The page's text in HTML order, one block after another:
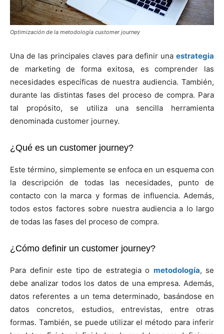
Optimización de la metodología customer journey
Una de las principales claves para definir una estrategia
de marketing de forma exitosa, es comprender las
necesidades específicas de nuestra audiencia. También,
durante las distintas fases del proceso de compra. Para
tal propósito, se utiliza una sencilla herramienta
denominada customer journey.
¿Qué es un customer journey?
Este término, simplemente se enfoca en un esquema con
la descripción de todas las necesidades, punto de
contacto con la marca y formas de influencia. Además,
todos estos factores sobre nuestra audiencia a lo largo
de todas las fases del proceso de compra.
¿Cómo definir un customer journey?
Para definir este tipo de estrategia o metodología, se
debe analizar todos los datos de una empresa. Además,
datos referentes a un tema determinado, basándose en
datos concretos, estudios, entrevistas, entre otras
formas. También, se puede utilizar el método para inferir